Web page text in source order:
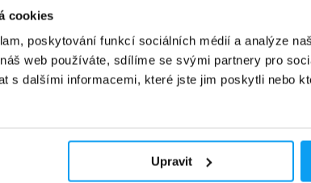
cookies
poskytování funkcí sociálních médií a analýze
web používáte, sdílíme se svými partnery pro
s dalšími informacemi, které jste jim poskytli nebo
Upravit